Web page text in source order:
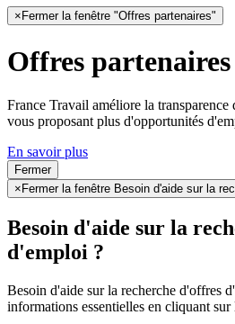
× Fermer la fenêtre "Offres partenaires"
Offres partenaires
France Travail améliore la transparence
vous proposant plus d'opportunités
En savoir plus
Fermer
× Fermer la fenêtre Besoin d'aide sur la
Besoin d'aide sur la
d'emploi ?
Besoin d'aide sur la recherche d'offres
informations essentielles en cliquant